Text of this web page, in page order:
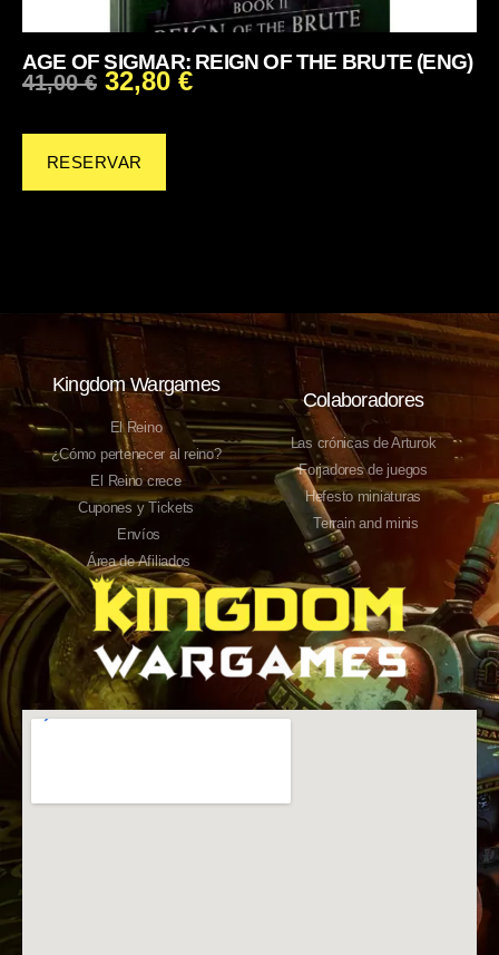
AGE OF SIGMAR: REIGN OF THE BRUTE (ENG)
41,00€ 32,80 €
RESERVAR
Kingdom Wargames
El Reino
¿Cómo pertenecer al reino?
El Reino crece
Cupones y Tickets
Envíos
Área de Afiliados
Colaboradores
Las crónicas de Arturok
Forjadores de juegos
Hefesto miniaturas
Terrain and minis